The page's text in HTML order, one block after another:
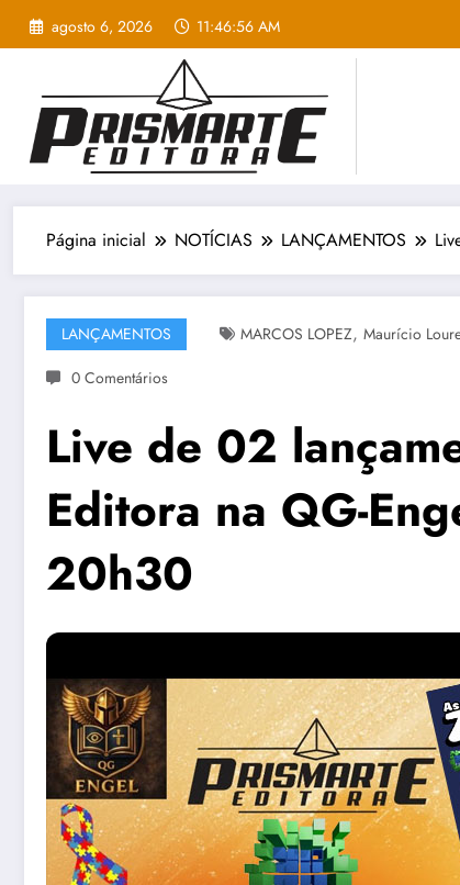
Pular
para
conteúdo
agosto 6, 2026 11:46:58 AM
Página inicial NOTÍCIAS LANÇAMENTOS
LANÇAMENTOS MARCOS LOPEZ, Maurício
0 Comentários
Live de 02
Editora na QG-
20h30